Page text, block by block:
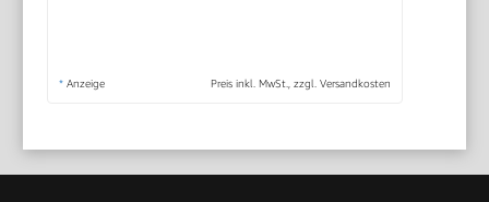
* Anzeige Preis inkl. MwSt., zzgl. Versandkosten